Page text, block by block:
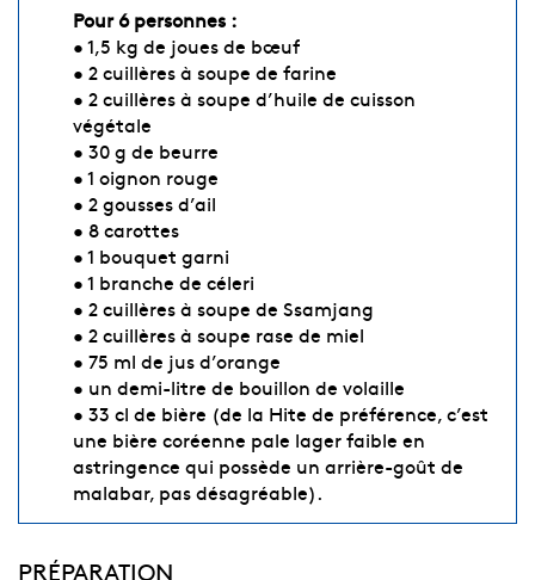
Pour 6 personnes :
• 1,5 kg de joues de bœuf
• 2 cuillères à soupe de farine
• 2 cuillères à soupe d’huile de cuisson
végétale
• 30 g de beurre
• 1 oignon rouge
• 2 gousses d’ail
• 8 carottes
• 1 bouquet garni
• 1 branche de céleri
• 2 cuillères à soupe de Ssamjang
• 2 cuillères à soupe rase de miel
• 75 ml de jus d’orange
• un demi-litre de bouillon de volaille
• 33 cl de bière (de la Hite de préférence, c’est
une bière coréenne pale lager faible en
astringence qui possède un arrière-goût de
malabar, pas désagréable).
PRÉPARATION